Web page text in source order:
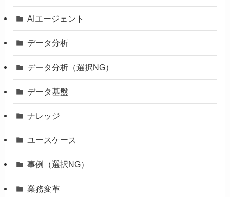
AIエージェント
データ分析
データ分析（選択NG）
データ基盤
ナレッジ
ユースケース
事例（選択NG）
業務変革